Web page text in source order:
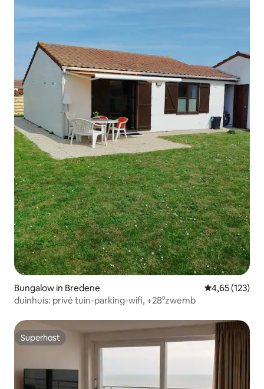
Bungalow in Bredene Gemiddelde
4,65 (123)
duinhuis: privé tuin-parking-wifi, +28⁰zwemb
Superhost
Superhost